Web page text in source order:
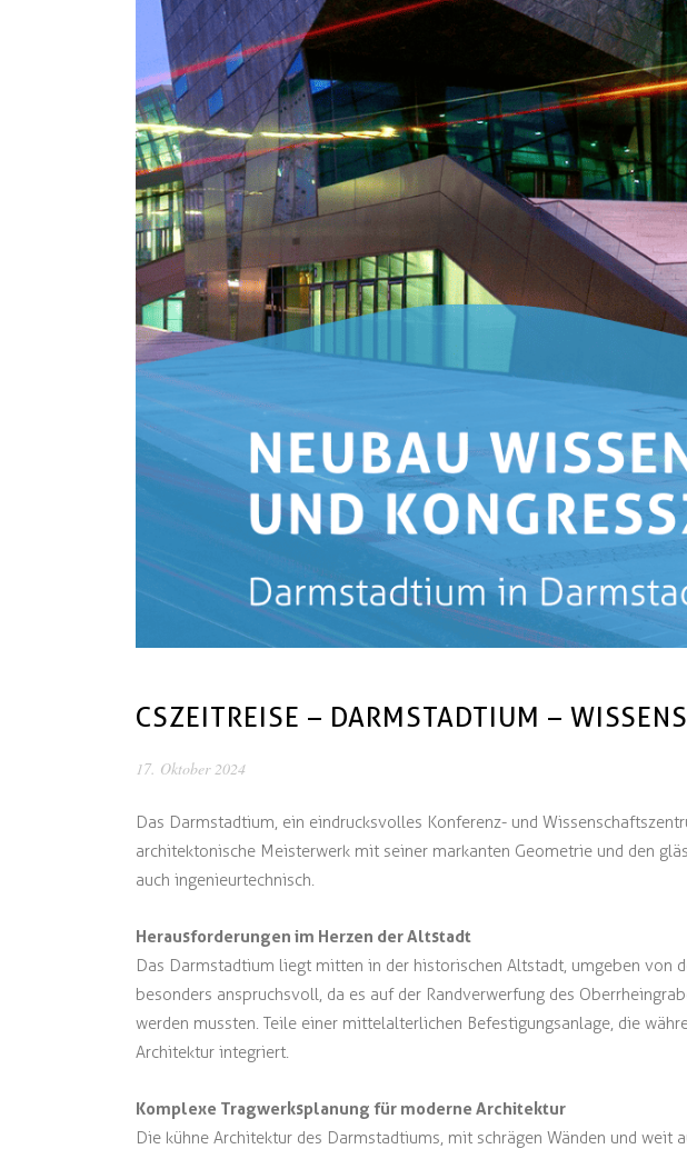
CSZEITREISE – DARMSTADTIUM –
17. Oktober 2024
Das Darmstadtium, ein eindrucksvolles Konferenz- und
architektonische Meisterwerk mit seiner markanten Geometrie und den
auch ingenieurtechnisch.
Herausforderungen im Herzen der Altstadt
Das Darmstadtium liegt mitten in der historischen Altstadt, umgeben von
besonders anspruchsvoll, da es auf der Randverwerfung des
werden mussten. Teile einer mittelalterlichen Befestigungsanlage, die
Architektur integriert.
Komplexe Tragwerksplanung für moderne Architektur
Die kühne Architektur des Darmstadtiums, mit schrägen Wänden und weit